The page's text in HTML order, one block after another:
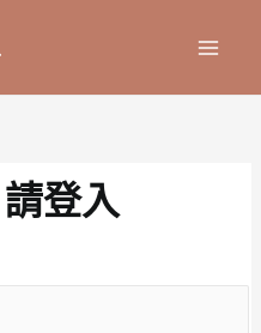
登入